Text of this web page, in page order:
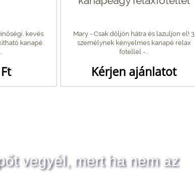
kevés
kanapé.
Mary - Csak dőljön hátra és lazuljon el! 3
személynek kényelmes kanapé relax
fotellel -...
Kérjen ajánlatot
vegyél, mert ha nem az